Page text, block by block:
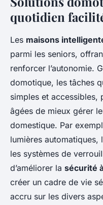
quotidien
Les maisons
parmi les seniors,
renforcer l’autonomie.
domotique, les tâches
simples et accessibles,
âgées de mieux gérer
domestique. Par
lumières automatiques,
les systèmes de
d’améliorer la sécurité
créer un cadre de vie
accru sur les divers